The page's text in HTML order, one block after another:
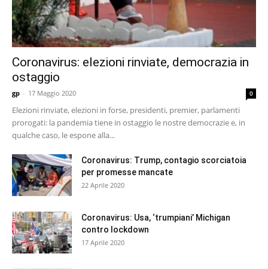
Coronavirus: elezioni rinviate, democrazia in
ostaggio
gp - 17 Maggio 2020 0
Elezioni rinviate, elezioni in forse, presidenti, premier, parlamenti
prorogati: la pandemia tiene in ostaggio le nostre democrazie e, in
qualche caso, le espone alla...
Coronavirus: Trump, contagio scorciatoia
per promesse mancate
22 Aprile 2020
Coronavirus: Usa, ‘trumpiani’ Michigan
contro lockdown
17 Aprile 2020